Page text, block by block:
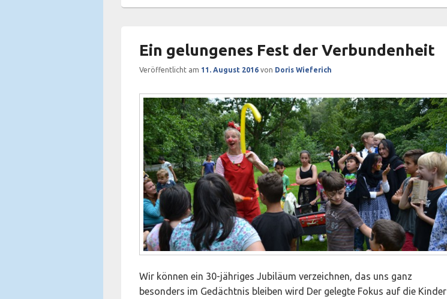
Ein gelungenes Fest der Verbundenheit
Veröffentlicht am 11. August 2016 von Doris Wieferich
Wir können ein 30-jähriges Jubiläum verzeichnen, das uns ganz
besonders im Gedächtnis bleiben wird Der gelegte Fokus auf die Kinder